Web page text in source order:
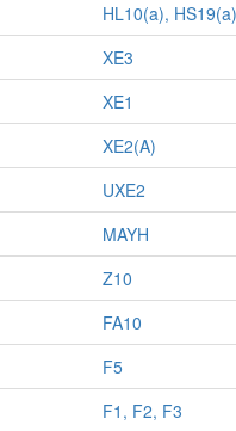
HL10(a), HS19(a)
XE3
XE1
XE2(A)
UXE2
MAYH
Z10
FA10
F5
F1, F2, F3